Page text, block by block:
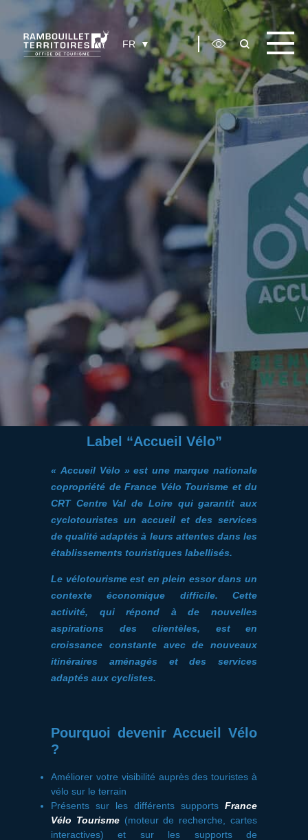
FR
Label “Accueil Vélo”
« Accueil Vélo » est une marque nationale
copropriété de France Vélo Tourisme et du
CRT Centre Val de Loire qui garantit aux
cyclotouristes un accueil et des services
de qualité adaptés à leurs attentes dans les
établissements touristiques labellisés.
Le vélotourisme est en plein essor dans un
contexte économique difficile. Cette
activité, qui répond à de nouvelles
aspirations des clientèles, est en
croissance constante avec de nouveaux
itinéraires aménagés et des services
adaptés aux cyclistes.
Pourquoi devenir Accueil Vélo
?
Améliorer votre visibilité auprès des touristes à
vélo sur le terrain
Présents sur les différents supports France
Vélo Tourisme(moteur de recherche, cartes
interactives) et sur les supports de
Panneau de gestion des cookies